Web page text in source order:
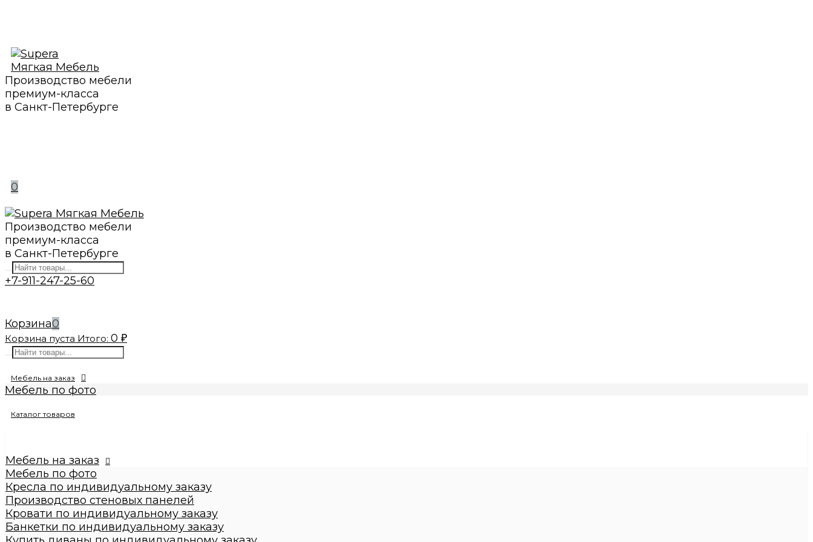
Производство мебели
премиум-класса
в Санкт-Петербурге
0
Производство мебели
премиум-класса
в Санкт-Петербурге
+7-911-247-25-60
Корзина0
Корзина пуста Итого: 0 ₽
Мебель на заказ
Мебель по фото
Кресла по индивидуальному заказу
Банкетки по индивидуальному заказу
Купить диваны по индивидуальному заказу
Стулья по индивидуальному заказу
Пуфы по индивидуальному заказу
Пуфы
Круглые пуфы
Большие 60x60x50см
Каталог товаров
Мебель на заказ
Мебель по фото
Кресла по индивидуальному заказу
Производство стеновых панелей
Кровати по индивидуальному заказу
Банкетки по индивидуальному заказу